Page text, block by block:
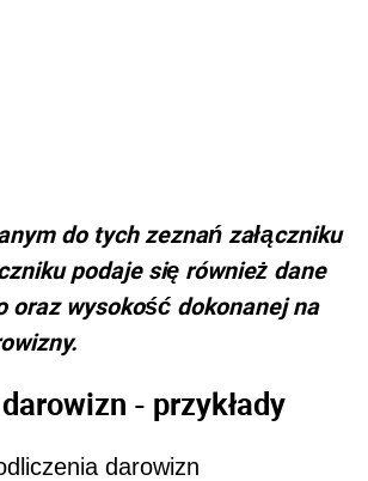
do tych zeznań załączniku
podaje się również dane
oraz wysokość dokonanej na
- przykłady
darowizn